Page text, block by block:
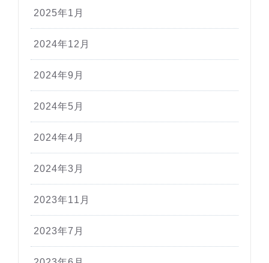
2025年1月
2024年12月
2024年9月
2024年5月
2024年4月
2024年3月
2023年11月
2023年7月